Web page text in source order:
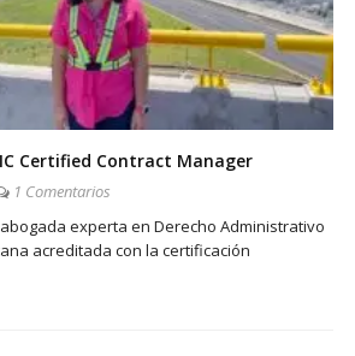
Certified Contract Manager
1 Comentarios
experta en Derecho Administrativo
acreditada con la certificación